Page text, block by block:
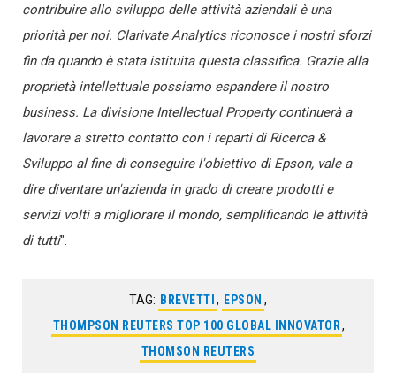
contribuire allo sviluppo delle attività aziendali è una
priorità per noi. Clarivate Analytics riconosce i nostri sforzi
fin da quando è stata istituita questa classifica. Grazie alla
proprietà intellettuale possiamo espandere il nostro
business. La divisione Intellectual Property continuerà a
lavorare a stretto contatto con i reparti di Ricerca &
Sviluppo al fine di conseguire l'obiettivo di Epson, vale a
dire diventare un'azienda in grado di creare prodotti e
servizi volti a migliorare il mondo, semplificando le attività
di tutti".
TAG: BREVETTI , EPSON ,
THOMPSON REUTERS TOP 100 GLOBAL INNOVATOR ,
THOMSON REUTERS